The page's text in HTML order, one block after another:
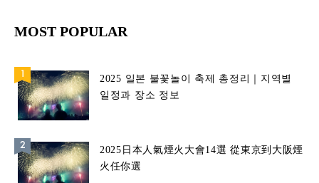
MOST POPULAR
2025 일본 불꽃놀이 축제 총정리｜지역별
일정과 장소 정보
2025日本人氣煙火大會14選 從東京到大阪煙
火任你選